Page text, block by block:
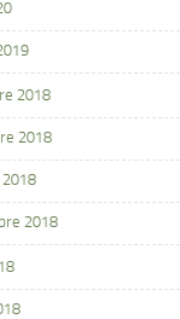
2018
2018
2018